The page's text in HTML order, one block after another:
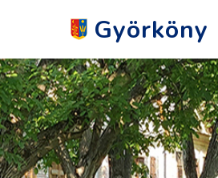
Györköny